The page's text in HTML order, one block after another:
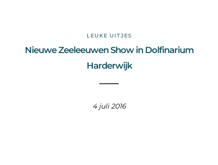
LEUKE UITJES
Nieuwe Zeeleeuwen Show in Dolfinarium
Harderwijk
4 juli 2016